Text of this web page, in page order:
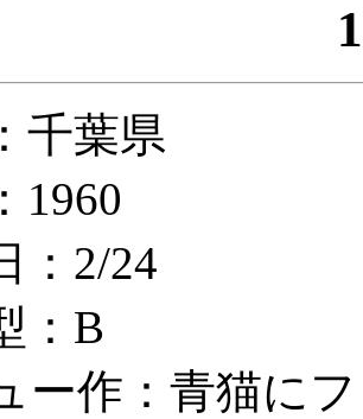
千葉県
1960
：2/24
：B
ー作：青猫に